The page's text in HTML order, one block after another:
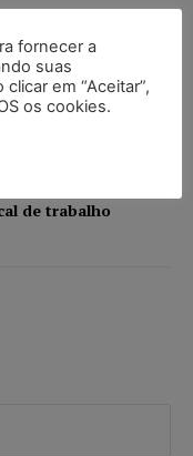
de veículos
autistas de todos os
de trabalho
fornecer a
suas
em “Aceitar”,
os cookies.